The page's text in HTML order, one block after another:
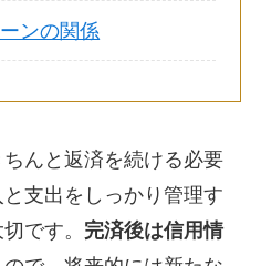
ンの関係
んと返済を続ける必要
支出をしっかり管理す
です。 完済後は信用情